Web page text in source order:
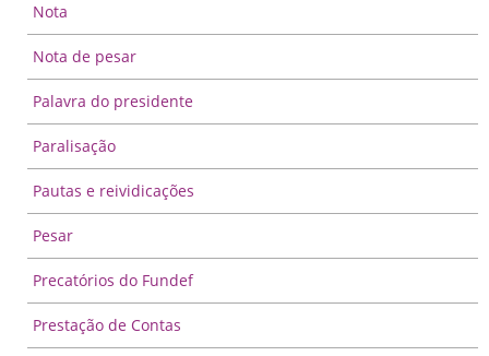
Nota
Nota de pesar
Palavra do presidente
Paralisação
Pautas e reividicações
Pesar
Precatórios do Fundef
Prestação de Contas